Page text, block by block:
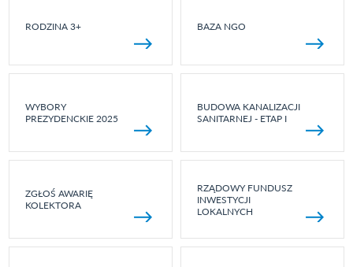
RODZINA 3+ BAZA NGO
WYBORY
PREZYDENCKIE 2025
BUDOWA KANALIZACJI
SANITARNEJ - ETAP I
ZGŁOŚ AWARIĘ
KOLEKTORA
RZĄDOWY FUNDUSZ
INWESTYCJI
LOKALNYCH